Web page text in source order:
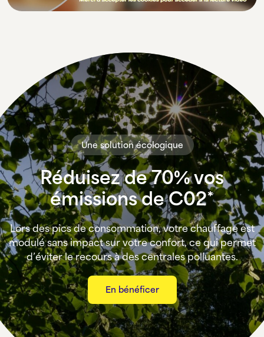
Une solution écologique
Réduisez de 70% vos
émissions de C02*
Lors des pics de consommation, votre chauffage est
modulé sans impact sur votre confort, ce qui permet
d’éviter le recours à des centrales polluantes.
En bénéficer